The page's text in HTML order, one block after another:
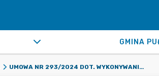
GMINA
UMOWA NR 293/2024 DOT. WYKONYWANIA ZADAŃ OPERATORA OBSŁUGI INFORMATYCZNEJ OBWODOWEJ KOMISJI WYBORCZEJ NR 4 Z/S W ZESPOLE SZKOLNO-PRZEDSZKOLNYM W PRZEMIAROWIE W PONOWNYM GŁOSOWANIU W WYBORACH WÓJTÓW, BURMISTRZÓW I PREZYDENTÓW MIAST W GMINACH I MIASTACH, W KTÓRYCH DWÓCH KANDYDATÓW UZYSKAŁO MOŻLIWOŚĆ KANDYDOWANIA W II TURZE WYBORÓW, KTÓRE ODBĘDĄ SIĘ W DNIU 21 KWIETNIA 2024R.